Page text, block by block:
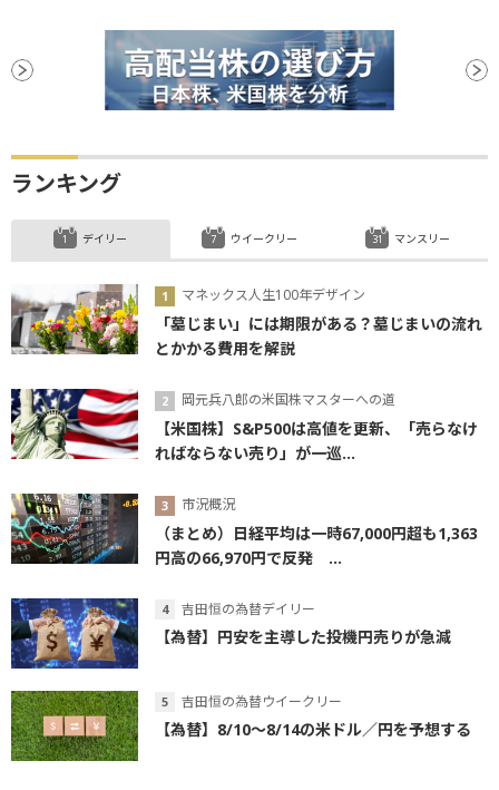
ランキング
デイリー
マネックス人生100年デザイン
「墓じまい」には期限がある？墓じまいの流れ
とかかる費用を解説
岡元兵八郎の米国株マスターへの道
【米国株】S&P500は高値を更新、「売らなけ
ればならない売り」が一巡...
市況概況
（まとめ）日経平均は一時67,000円超も1,363
円高の66,970円で反発 ...
吉田恒の為替デイリー
【為替】円安を主導した投機円売りが急減
吉田恒の為替ウイークリー
【為替】8/10～8/14の米ドル／円を予想する
ウイークリー マンスリー